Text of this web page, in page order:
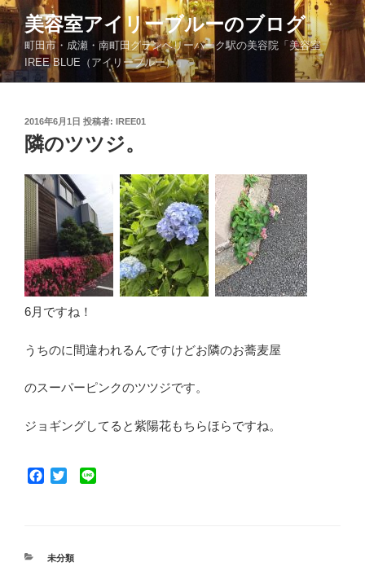
コ
ン
テ
ン
ツ
美容室アイリーブルーのブログ
町田市・成瀬・南町田グランベリーパーク駅の美容院「美容室
IREE BLUE（アイリーブルー）」
投
稿
日:
2016年6月1日 投稿者: IREE01
隣のツツジ。
6月ですね！
うちのに間違われるんですけどお隣のお蕎麦屋
のスーパーピンクのツツジです。
ジョギングしてると紫陽花もちらほらですね。
o
e
カ
未分類